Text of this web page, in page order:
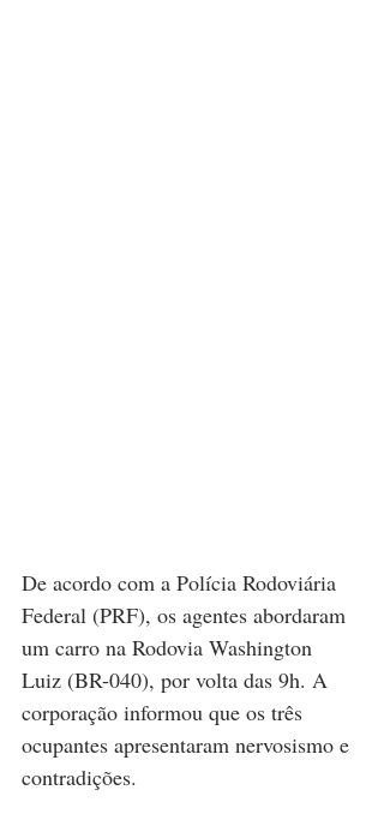
De acordo com a Polícia Rodoviária
Federal (PRF), os agentes abordaram
um carro na Rodovia Washington
Luiz (BR-040), por volta das 9h. A
corporação informou que os três
ocupantes apresentaram nervosismo e
contradições.